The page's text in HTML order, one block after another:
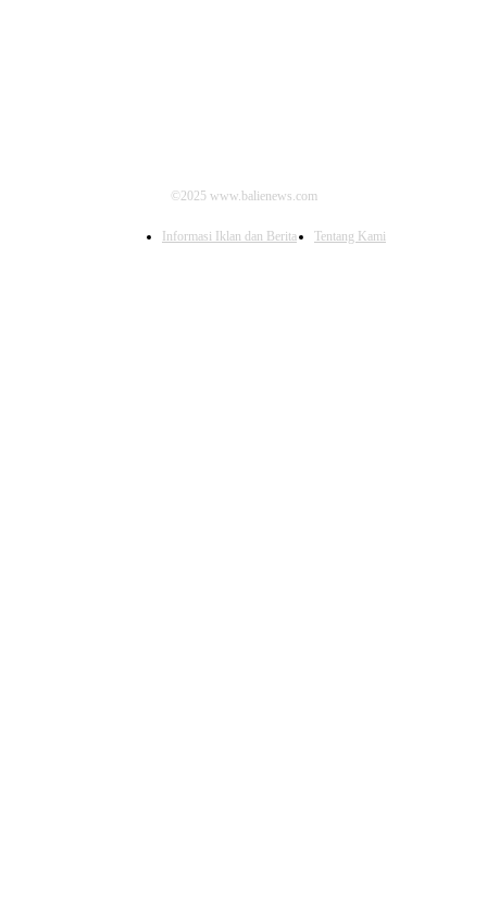
©2025 www.balienews.com
Informasi Iklan dan Berita Tentang Kami